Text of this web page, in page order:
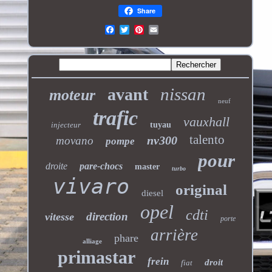
Share
moteur avant nissan neuf
injecteur trafic tuyau vauxhall
movano pompe nv300 talento
droite pare-chocs master turbo pour
vivaro diesel original
vitesse direction opel cdti porte
alliage phare arrière
primastar frein fiat droit